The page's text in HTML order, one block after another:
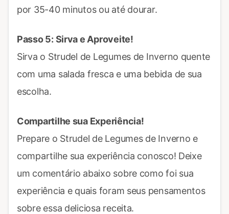
por 35-40 minutos ou até dourar.
Passo 5: Sirva e Aproveite!
Sirva o Strudel de Legumes de Inverno quente
com uma salada fresca e uma bebida de sua
escolha.
Compartilhe sua Experiência!
Prepare o Strudel de Legumes de Inverno e
compartilhe sua experiência conosco! Deixe
um comentário abaixo sobre como foi sua
experiência e quais foram seus pensamentos
sobre essa deliciosa receita.